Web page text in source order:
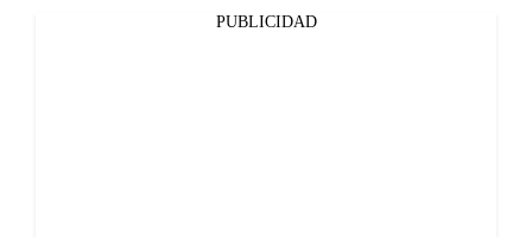
PUBLICIDAD